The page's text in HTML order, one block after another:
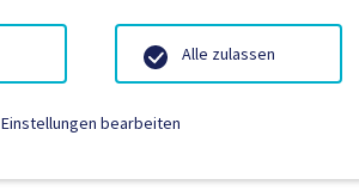
Einstellungen bearbeiten
Alle zulassen